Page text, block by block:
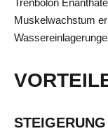
Trenbolon
Muskelwachstum